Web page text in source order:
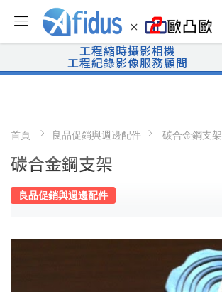
menu
工程縮時攝影相機
工程紀錄影像服務顧問
首頁 良品促銷與週邊配件 碳合金鋼支架
碳合金鋼支架
良品促銷與週邊配件